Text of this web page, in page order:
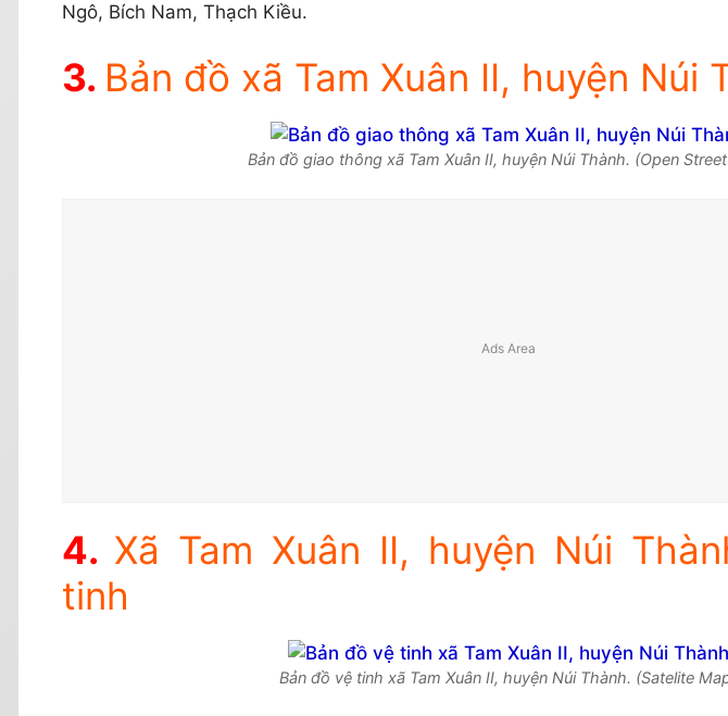
Ngô, Bích Nam, Thạch Kiều.
Bản đồ xã Tam Xuân II, huyện Núi
Bản đồ giao thông xã Tam Xuân II, huyện Núi Thành. (Open
Xã Tam Xuân II, huyện Núi
tinh
Bản đồ vệ tinh xã Tam Xuân II, huyện Núi Thành. (Satelite